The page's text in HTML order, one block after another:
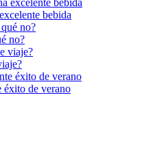
bebida
no?
éxito de verano